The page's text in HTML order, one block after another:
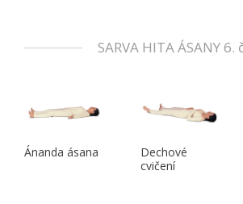
SARVA HITA ÁSANY 6.
Ánanda ásana
Dechové
cvičení